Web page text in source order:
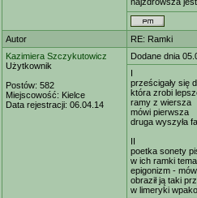
Autor
RE: Ramki
Kazimiera Szczykutowicz
Użytkownik
Postów: 582
Miejscowość: Kielce
Data rejestracji: 06.04.14
Dodane dnia
I
prześcigały się
która zrobi
ramy z wiersza
mówi pierwsza
druga wyszyła
II
poetka sonety
w ich ramki
epigonizm -
obraził ją taki
w limeryki